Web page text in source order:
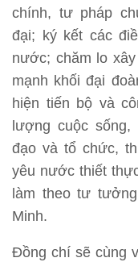
chính, tư pháp
đại; ký kết các
nước; chăm lo
mạnh khối đại
hiện tiến bộ và
lượng cuộc
đạo và tổ chức,
yêu nước thiết
làm theo tư
Minh.
Đồng chí sẽ cùng